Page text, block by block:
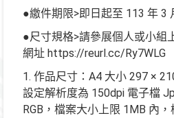
●繳件期限>即日起至 113 年 3
●尺寸規格>請參展個人或小組
網址 https://reurl.cc/Ry7WLG
1. 作品尺寸：A4 大小 297 ×
設定解析度為 150dpi 電子檔
RGB，檔案大小上限 1MB 內